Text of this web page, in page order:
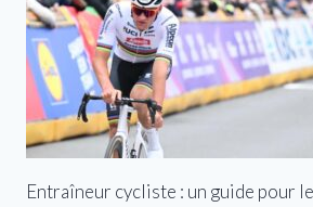
Entraîneur cycliste : un guide pour